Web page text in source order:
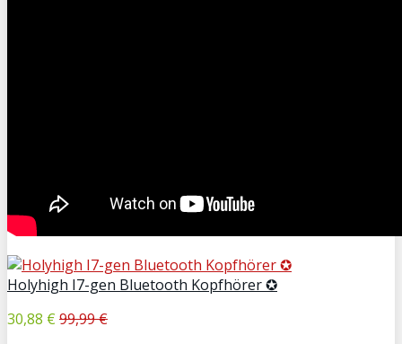
Holyhigh I7-gen Bluetooth Kopfhörer ✪
30,88 € 99,99 €